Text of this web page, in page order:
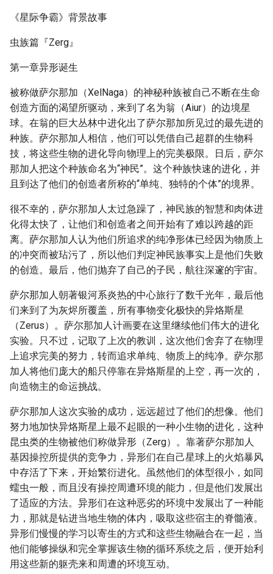
《星际争霸》背景故事
虫族篇『Zerg』
第一章异形诞生
被称做萨尔那加（XelNaga）的神秘种族被自己不断在生命
创造方面的渴望所驱动，来到了名为翁（Aiur）的边境星
球。在翁的巨大丛林中进化出了萨尔那加所见过的最先进的
种族。萨尔那加人相信，他们可以凭借自己超群的生物科
技，将这些生物的进化导向物理上的完美极限。日后，萨尔
那加人把这个种族命名为“神民”。这个种族快速的进化，并
且到达了他们的创造者所称的“单纯、独特的个体”的境界。
很不幸的，萨尔那加人太过急躁了，神民族的智慧和肉体进
化得太快了，让他们和创造者之间开始有了难以跨越的距
离。萨尔那加人认为他们所追求的纯净形体已经因为物质上
的冲突而被玷污了，所以他们判定神民族事实上是他们失败
的创造。最后，他们抛弃了自己的子民，航往深邃的宇宙。
萨尔那加人朝著银河系炎热的中心旅行了数千光年，最后他
们来到了为灰烬所覆盖，所有事物变化极快的异烙斯星
（Zerus）。萨尔那加人计画要在这里继续他们伟大的进化
实验。只不过，记取了上次的教训，这次他们舍弃了在物理
上追求完美的努力，转而追求单纯、物质上的纯净。萨尔那
加人将他们庞大的船只停靠在异烙斯星的上空，再一次的，
向造物主的命运挑战。
萨尔那加人这次实验的成功，远远超过了他们的想像。他们
努力地加快异烙斯星上最不起眼的一种小生物的进化，这种
昆虫类的生物被他们称做异形（Zerg）。靠著萨尔那加人
基因操控所提供的竞争力，异形们在自己星球上的火焰暴风
中存活了下来，开始繁衍进化。虽然他们的体型很小，如同
蠕虫一般，而且没有操控周遭环境的能力，但是他们发展出
了适应的方法。异形们在这种恶劣的环境中发展出了一种能
力，那就是钻进当地生物的体内，吸取这些宿主的脊髓液。
异形们慢慢的学习以寄生的方式和这些生物融合在一起，当
他们能够操纵和完全掌握该生物的循环系统之后，便开始利
用这些新的躯壳来和周遭的环境互动。